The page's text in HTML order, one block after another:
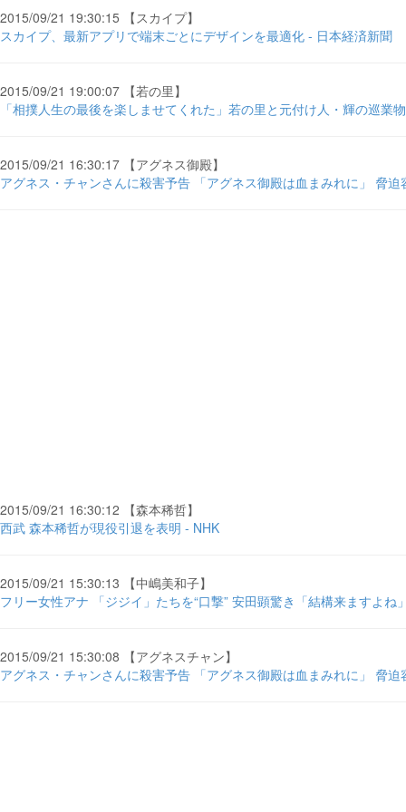
2015/09/21 19:30:15 【スカイプ】
スカイプ、最新アプリで端末ごとにデザインを最適化 - 日本経済新聞
2015/09/21 19:00:07 【若の里】
「相撲人生の最後を楽しませてくれた」若の里と元付け人・輝の巡業
2015/09/21 16:30:17 【アグネス御殿】
アグネス・チャンさんに殺害予告 「アグネス御殿は血まみれに」 脅
2015/09/21 16:30:12 【森本稀哲】
西武 森本稀哲が現役引退を表明 - NHK
2015/09/21 15:30:13 【中嶋美和子】
フリー女性アナ 「ジジイ」たちを“口撃” 安田顕驚き「結構来ますよね
2015/09/21 15:30:08 【アグネスチャン】
アグネス・チャンさんに殺害予告 「アグネス御殿は血まみれに」 脅